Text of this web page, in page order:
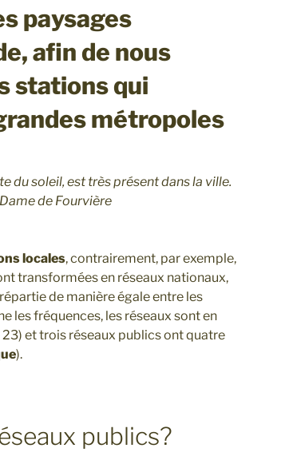
paysages
afin de nous
stations qui
métropoles
du soleil, est très présent dans la ville.
de Fourvière
locales, contrairement, par exemple,
transformées en réseaux nationaux,
de manière égale entre les
les fréquences, les réseaux sont en
et trois réseaux publics ont quatre
).
publics?